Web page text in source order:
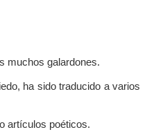
muchos galardones.
ha sido traducido a varios
artículos poéticos.